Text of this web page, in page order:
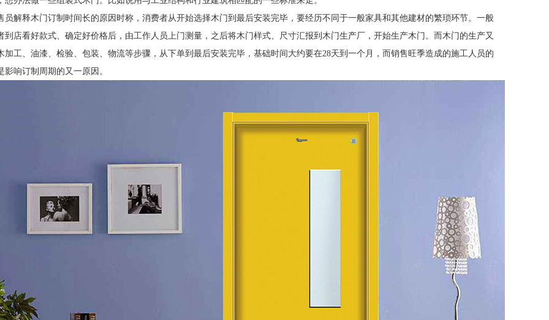
员解释木门订制时间长的原因时称，消费者从开始选择木门到最后安装完毕，要经历不同于一般家具和其他建材的繁琐环节。一般
到店看好款式、确定好价格后，由工作人员上门测量，之后将木门样式、尺寸汇报到木门生产厂，开始生产木门。而木门的生产又
加工、油漆、检验、包装、物流等步骤，从下单到最后安装完毕，基础时间大约要在28天到一个月，而销售旺季造成的施工人员的
影响订制周期的又一原因。